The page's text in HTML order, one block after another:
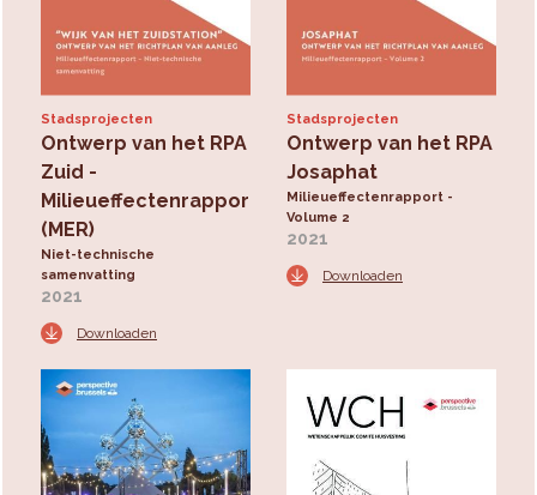
Stadsprojecten
Ontwerp van het RPA
Zuid -
Milieueffectenrapport
(MER)
Niet-technische
samenvatting
2021
Downloaden
Stadsprojecten
Ontwerp van het RPA
Josaphat
Milieueffectenrapport -
Volume 2
2021
Downloaden